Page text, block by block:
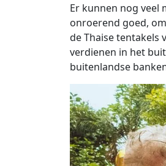
Er kunnen nog veel
onroerend goed,
de Thaise tentakels
verdienen in het
buitenlandse